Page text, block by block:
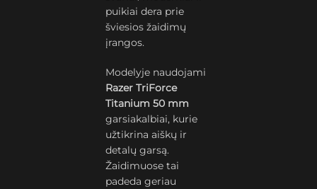
puikiai dera prie
šviesios žaidimų
įrangos.
Modelyje naudojami
Razer TriForce
Titanium 50 mm
garsiakalbiai, kurie
užtikrina aiškų ir
detalų garsą.
Žaidimuose tai
padeda geriau